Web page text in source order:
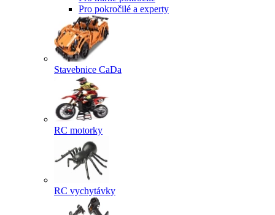
Pro pokročilé a experty
Stavebnice CaDa
RC motorky
RC vychytávky